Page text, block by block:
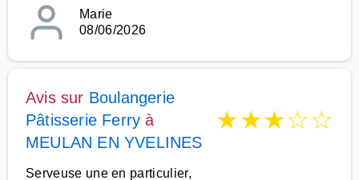
Marie
08/06/2026
Avis sur Boulangerie
Pâtisserie Ferry à
MEULAN EN YVELINES
★★★☆☆
Serveuse une en particulier,